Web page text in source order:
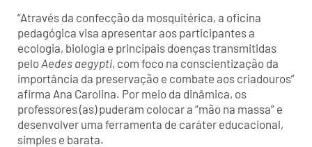
“Através da confecção da mosquitérica, a oficina
pedagógica visa apresentar aos participantes a
ecologia, biologia e principais doenças transmitidas
pelo Aedes aegypti, com foco na conscientização da
importância da preservação e combate aos criadouros”
afirma Ana Carolina. Por meio da dinâmica, os
professores (as) puderam colocar a “mão na massa” e
desenvolver uma ferramenta de caráter educacional,
simples e barata.